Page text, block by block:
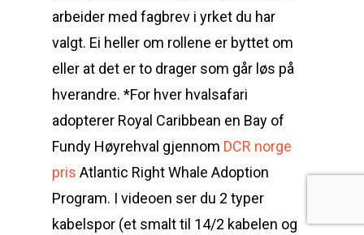
arbeider med fagbrev i yrket du har
valgt. Ei heller om rollene er byttet om
eller at det er to drager som går løs på
hverandre. *For hver hvalsafari
adopterer Royal Caribbean en Bay of
Fundy Høyrehval gjennom DCR norge
pris Atlantic Right Whale Adoption
Program. I videoen ser du 2 typer
kabelspor (et smalt til 14/2 kabelen og